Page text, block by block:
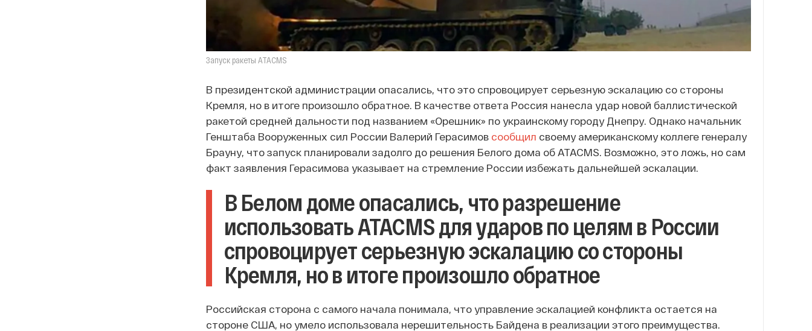
Запуск ракеты ATACMS
В президентской администрации опасались, что это спровоцирует серьезную эскалацию со стороны
Кремля, но в итоге произошло обратное. В качестве ответа Россия нанесла удар новой баллистической
ракетой средней дальности под названием «Орешник» по украинскому городу Днепру. Однако начальник
Генштаба Вооруженных сил России Валерий Герасимов сообщил своему американскому коллеге генералу
Брауну, что запуск планировали задолго до решения Белого дома об ATACMS. Возможно, это ложь, но сам
факт заявления Герасимова указывает на стремление России избежать дальнейшей эскалации.
В Белом доме опасались, что разрешение
использовать ATACMS для ударов по целям в России
спровоцирует серьезную эскалацию со стороны
Кремля, но в итоге произошло обратное
Российская сторона с самого начала понимала, что управление эскалацией конфликта остается на
стороне США, но умело использовала нерешительность Байдена в реализации этого преимущества.